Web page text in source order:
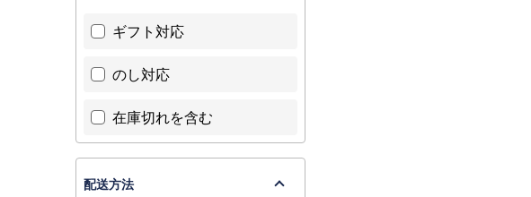
ギフト対応
のし対応
在庫切れを含む
配送方法